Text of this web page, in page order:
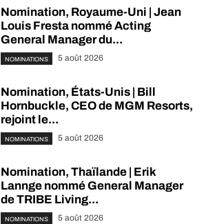
Nomination, Royaume-Uni | Jean
Louis Fresta nommé Acting
General Manager du...
NOMINATIONS 5 août 2026
Nomination, États-Unis | Bill
Hornbuckle, CEO de MGM Resorts,
rejoint le...
NOMINATIONS 5 août 2026
Nomination, Thaïlande | Erik
Lannge nommé General Manager
de TRIBE Living...
NOMINATIONS 5 août 2026